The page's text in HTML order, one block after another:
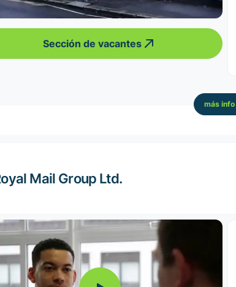
Sección de vacantes
más info
Mail Group Ltd.